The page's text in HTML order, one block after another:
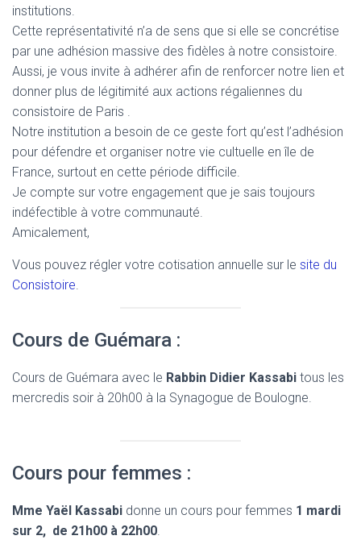
institutions.
Cette représentativité n’a de sens que si elle se concrétise
par une adhésion massive des fidèles à notre consistoire.
Aussi, je vous invite à adhérer afin de renforcer notre lien et
donner plus de légitimité aux actions régaliennes du
consistoire de Paris .
Notre institution a besoin de ce geste fort qu’est l’adhésion
pour défendre et organiser notre vie cultuelle en île de
France, surtout en cette période difficile.
Je compte sur votre engagement que je sais toujours
indéfectible à votre communauté.
Amicalement,
Vous pouvez régler votre cotisation annuelle sur le site du
Consistoire.
Cours de Guémara :
Cours de Guémara avec le Rabbin Didier Kassabi tous les
mercredis soir à 20h00 à la Synagogue de Boulogne.
Cours pour femmes :
Mme Yaël Kassabi donne un cours pour femmes 1 mardi
sur 2, de 21h00 à 22h00.